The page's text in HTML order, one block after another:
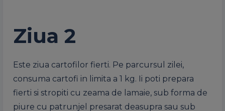
Ziua 2
Este ziua cartofilor fierti. Pe parcursul zilei,
consuma cartofi in limita a 1 kg. Ii poti prepara
fierti si stropiti cu zeama de lamaie, sub forma de
piure cu patrunjel presarat deasupra sau sub